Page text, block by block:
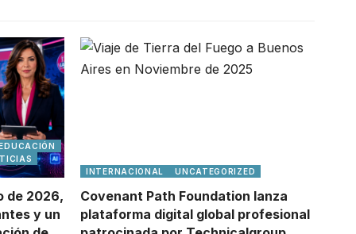
de 2026,
y un
INTERNACIONAL UNCATEGORIZED
Covenant Path Foundation lanza
plataforma digital global profesional